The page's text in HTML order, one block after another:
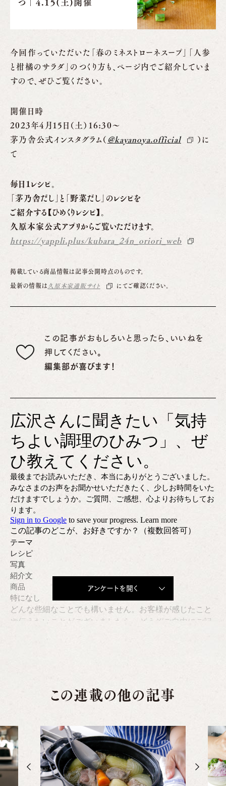
つ｜4.15(土)開催
今回作っていただいた「春のミネストローネスープ」「人参
と柑橘のサラダ」のつくり方も、ページ内でご紹介していま
すので、ぜひご覧ください。
開催日時
2023年4月15日（土）16:30〜
茅乃舎公式インスタグラム（ @kayanoya.official
）に
て
毎日1レシピ。
「茅乃舎だし」と「野菜だし」のレシピを
ご紹介する【ひめくりレシピ】。
久原本家公式アプリからご覧いただけます。
https://yappli.plus/kubara_24n_oriori_web
掲載している商品情報は記事公開時点のものです。
最新の情報は 久原本家通販サイト にてご確認ください。
この記事がおもしろいと思ったら、いいねを
押してください。
編集部が喜びます！
アンケートを開く
この連載の他の記事